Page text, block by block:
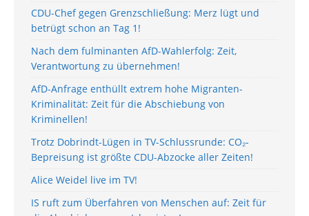
CDU-Chef gegen Grenzschließung: Merz lügt und
betrügt schon an Tag 1!
Nach dem fulminanten AfD-Wahlerfolg: Zeit,
Verantwortung zu übernehmen!
AfD-Anfrage enthüllt extrem hohe Migranten-
Kriminalität: Zeit für die Abschiebung von
Kriminellen!
Trotz Dobrindt-Lügen in TV-Schlussrunde: CO₂-
Bepreisung ist größte CDU-Abzocke aller Zeiten!
Alice Weidel live im TV!
IS ruft zum Überfahren von Menschen auf: Zeit für